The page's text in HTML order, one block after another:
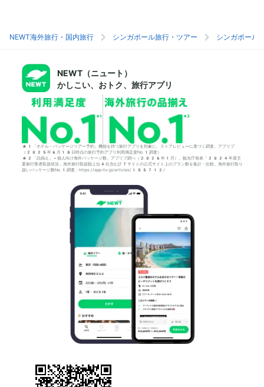
NEWT海外旅行・国内旅行 シンガポール旅行・ツアー シンガポール
NEWT（ニュート）
かしこい、おトク、旅行アプリ
*1「ホテル・パッケージツアー予約」機能を持つ旅行アプリを対象に、ストアレビューに基づく調査。アプリブ
（2025年6月18日時点の旅行予約アプリ利用満足度No.1調査）
*2「品揃え」＝個人向け海外パッケージ数。アプリブ調べ（2026年1月）。観光庁発表「2024年度主
要旅行業者取扱状況」海外旅行取扱額上位4社含む計7サイトの公式サイト上のプラン数を集計・比較。海外旅行取り
扱いパッケージ数No.1調査：https://app-liv.jp/articles/155712/